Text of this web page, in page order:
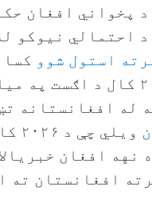
پخواني افغان
احتمالي نیوکو
استول شوو
شامل دي چې د ۲۰۲۱ کال د
له افغانستانه
نهه افغان
افغانستان ته